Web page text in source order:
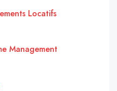
Locatifs
Management